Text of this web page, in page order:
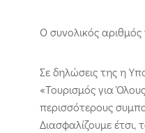
Ο συνολικός
Σε δηλώσεις της η
«Τουρισμός για
περισσότερους
Διασφαλίζουμε έτσι,